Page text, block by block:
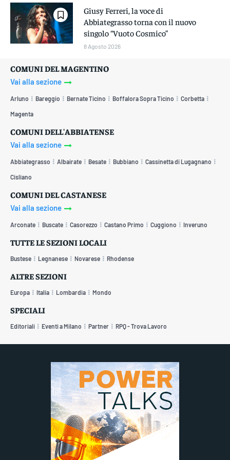
Giusy Ferreri, la voce di
Abbiategrasso torna con il nuovo
singolo “Vuoto Cosmico”
8 Agosto 2026
COMUNI DEL MAGENTINO
Vai alla sezione
Arluno Bareggio Bernate Ticino Boffalora Sopra Ticino Corbetta
Magenta
COMUNI DELL'ABBIATENSE
Vai alla sezione
Abbiategrasso Albairate Besate Bubbiano Cassinetta di Lugagnano
Cisliano
COMUNI DEL CASTANESE
Vai alla sezione
Arconate Buscate Casorezzo Castano Primo Cuggiono Inveruno
TUTTE LE SEZIONI LOCALI
Bustese Legnanese Novarese Rhodense
ALTRE SEZIONI
Europa Italia Lombardia Mondo
SPECIALI
Editoriali Eventi a Milano Partner RPQ - Trova Lavoro